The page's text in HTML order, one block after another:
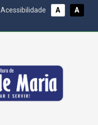
Acessibilidade A
A